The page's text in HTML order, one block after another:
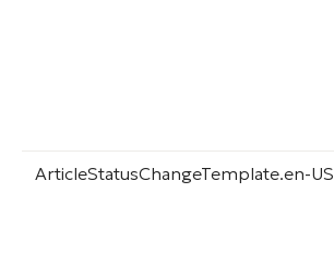
ArticleStatusChangeTemplate.en-